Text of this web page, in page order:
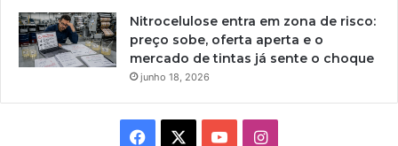
Nitrocelulose entra em zona de risco:
preço sobe, oferta aperta e o
mercado de tintas já sente o choque
junho 18, 2026
Facebook YouTubeInstagram